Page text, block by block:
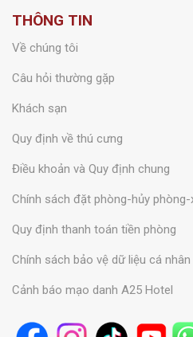
THÔNG TIN
Về chúng tôi
Câu hỏi thường gặp
Khách sạn
Quy định về thú cưng
Điều khoản và Quy định chung
Chính sách đặt phòng-hủy
Quy định thanh toán tiền phòng
Chính sách bảo vệ dữ liệu cá nhân
Cảnh báo mạo danh A25 Hotel